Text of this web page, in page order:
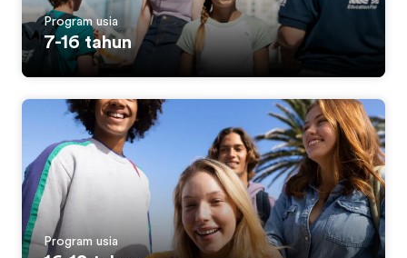
Program usia
7-16 tahun
Program usia